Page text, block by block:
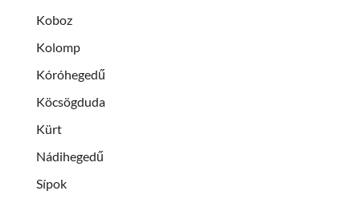
Koboz
Kolomp
Kóróhegedű
Köcsögduda
Kürt
Nádihegedű
Sípok